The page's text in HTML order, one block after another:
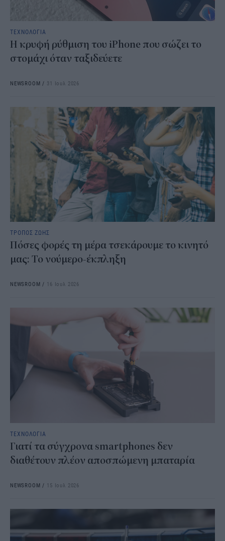
ΤΕΧΝΟΛΟΓΙΑ
H κρυφή ρύθμιση του iPhone που σώζει το
στομάχι όταν ταξιδεύετε
NEWSROOM / 31 Ιουλ 2026
ΤΡΟΠΟΣ ΖΩΗΣ
Πόσες φορές τη μέρα τσεκάρουμε το κινητό
μας: Το νούμερο-έκπληξη
NEWSROOM / 16 Ιουλ 2026
ΤΕΧΝΟΛΟΓΙΑ
Γιατί τα σύγχρονα smartphones δεν
διαθέτουν πλέον αποσπώμενη μπαταρία
NEWSROOM / 15 Ιουλ 2026